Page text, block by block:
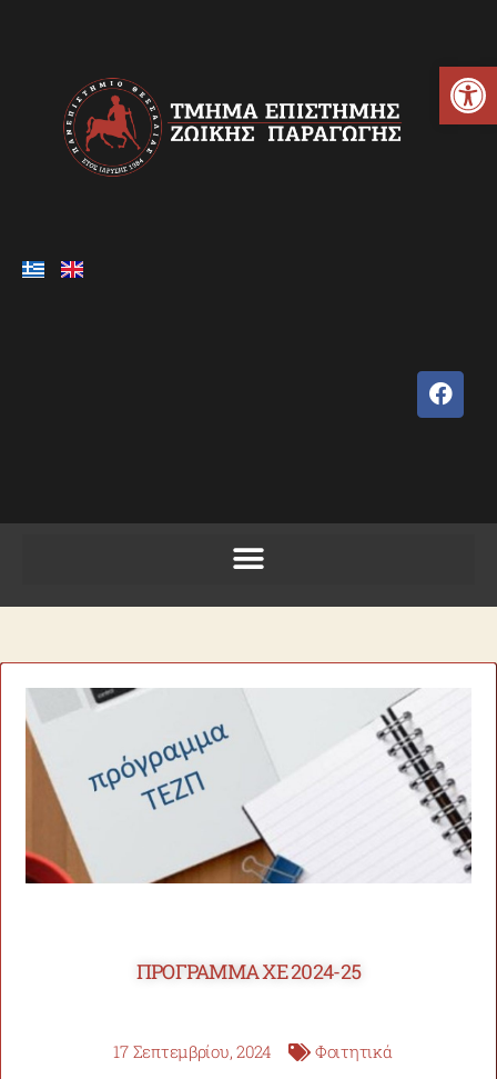
Ανοίξτε τη γραμμή εργαλείων
ΠΡΟΓΡΑΜΜΑ XΕ 2024-25
17 Σεπτεμβρίου, 2024 Φοιτητικά